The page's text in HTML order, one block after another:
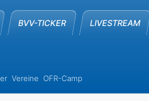
BVV-TICKER LIVESTREAM
Vereine OFR-Camp